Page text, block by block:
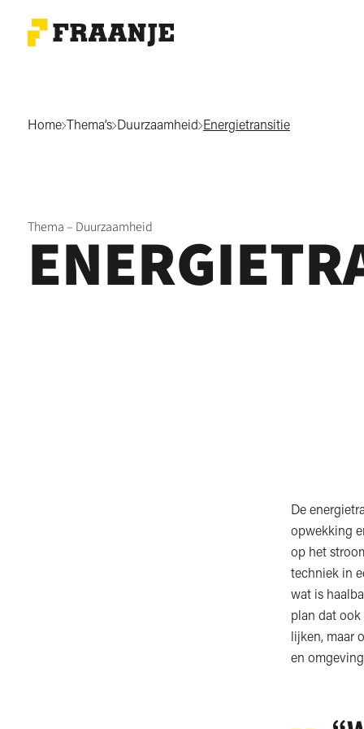
Home Thema’s Duurzaamheid Energietransitie
Thema – Duurzaamheid
De
opwekking
op het
techniek in
wat is
plan dat
lijken, maar
en